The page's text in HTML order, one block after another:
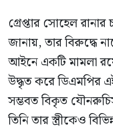
গ্রেপ্তার সোহেল
জানায়, তার বিরুদ্ধে
আইনে একটি মামলা
উদ্ধৃত করে ডিএমপির
সম্ভবত বিকৃত
তিনি তার স্ত্রীকেও